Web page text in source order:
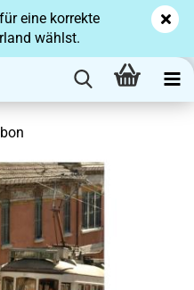
eine korrekte
wählst.